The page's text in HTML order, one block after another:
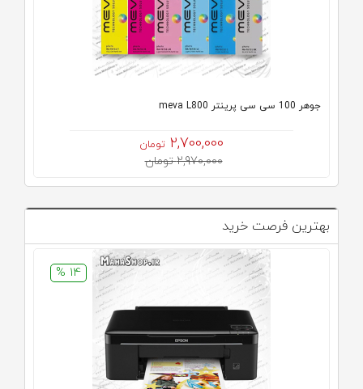
جوهر 100 سی سی پرینتر meva L800
2,700,000 تومان
2,970,000 تومان
بهترین فرصت خرید
14 %